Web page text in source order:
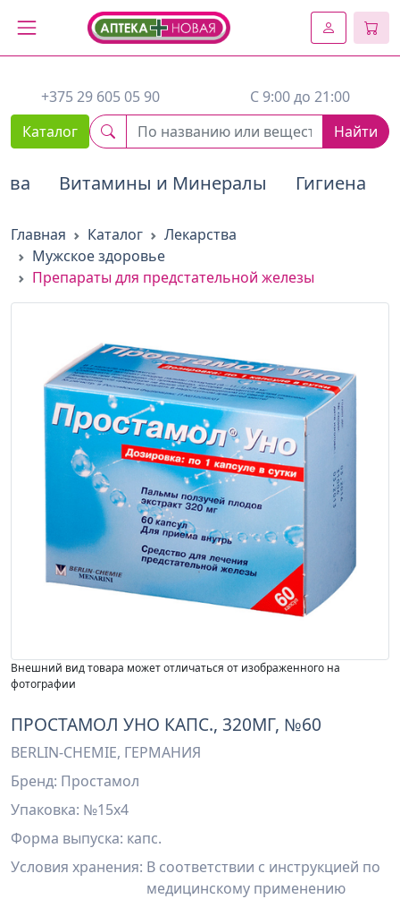
2. Вставьте этот код сразу же после открывающего тега :
+375 29 605 05 90
C 9:00 до 21:00
Каталог
Найти
Витамины и Минералы Гигиена
Главная Каталог
Лекарства
Мужское здоровье
Препараты для предстательной железы
Внешний вид товара может отличаться от изображенного на
фотографии
ПРОСТАМОЛ УНО КАПС., 320МГ, №60
BERLIN-CHEMIE, ГЕРМАНИЯ
Бренд: Простамол
Упаковка: №15х4
Форма выпуска: капс.
Условия хранения: В соответствии с инструкцией по
медицинскому применению